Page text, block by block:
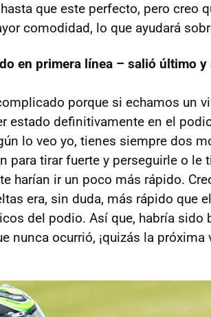
que este perfecto, pero creo
comodidad, lo que ayudará
en primera línea – salió último
porque si echamos un
estado definitivamente en el
lo veo yo, tienes siempre dos
para tirar fuerte y perseguirle o le
harían ir un poco más rápido.
era, sin duda, más rápido que
del podio. Así que, habría sido
nunca ocurrió, ¡quizás la próxima